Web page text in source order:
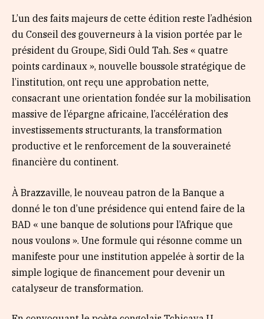
L’un des faits majeurs de cette édition reste l’adhésion
du Conseil des gouverneurs à la vision portée par le
président du Groupe, Sidi Ould Tah. Ses « quatre
points cardinaux », nouvelle boussole stratégique de
l’institution, ont reçu une approbation nette,
consacrant une orientation fondée sur la mobilisation
massive de l’épargne africaine, l’accélération des
investissements structurants, la transformation
productive et le renforcement de la souveraineté
financière du continent.
À Brazzaville, le nouveau patron de la Banque a
donné le ton d’une présidence qui entend faire de la
BAD « une banque de solutions pour l’Afrique que
nous voulons ». Une formule qui résonne comme un
manifeste pour une institution appelée à sortir de la
simple logique de financement pour devenir un
catalyseur de transformation.